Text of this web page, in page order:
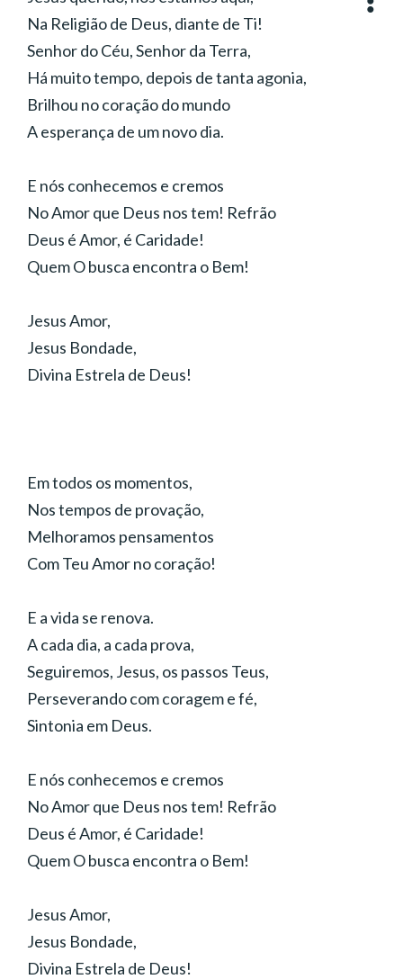
Interpretação:Jean Lopes
Gênero:Sertanejo
Ano:2014
Na Religião de Deus, diante de Ti!
Senhor do Céu, Senhor da Terra,
Há muito tempo, depois de tanta agonia,
Brilhou no coração do mundo
A esperança de um novo dia.
E nós conhecemos e cremos
No Amor que Deus nos tem! Refrão
Deus é Amor, é Caridade!
Quem O busca encontra o Bem!
Jesus Amor,
Jesus Bondade,
Divina Estrela de Deus!
Em todos os momentos,
Nos tempos de provação,
Melhoramos pensamentos
Com Teu Amor no coração!
E a vida se renova.
A cada dia, a cada prova,
Seguiremos, Jesus, os passos Teus,
Perseverando com coragem e fé,
Sintonia em Deus.
E nós conhecemos e cremos
No Amor que Deus nos tem! Refrão
Deus é Amor, é Caridade!
Quem O busca encontra o Bem!
Jesus Amor,
Jesus Bondade,
Divina Estrela de Deus!